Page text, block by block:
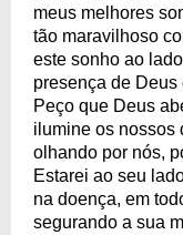
meus melhores
tão maravilhoso
este sonho ao
presença de
Peço que Deus
ilumine os nossos
olhando por nós,
Estarei ao seu
na doença, em
segurando a sua